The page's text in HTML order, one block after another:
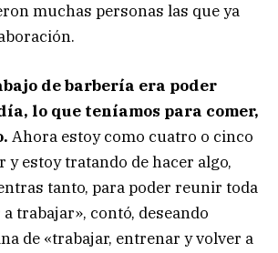
muchas personas las que ya
de barbería era poder
lo que teníamos para comer,
Ahora estoy como cuatro o cinco
y estoy tratando de hacer algo,
tanto, para poder reunir toda
trabajar», contó, deseando
de «trabajar, entrenar y volver a